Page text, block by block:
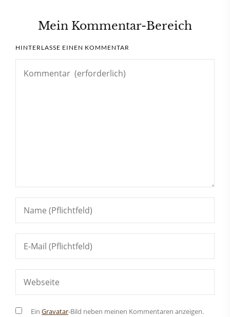
Mein Kommentar-Bereich
HINTERLASSE EINEN KOMMENTAR
Ein Gravatar-Bild neben meinen Kommentaren anzeigen.